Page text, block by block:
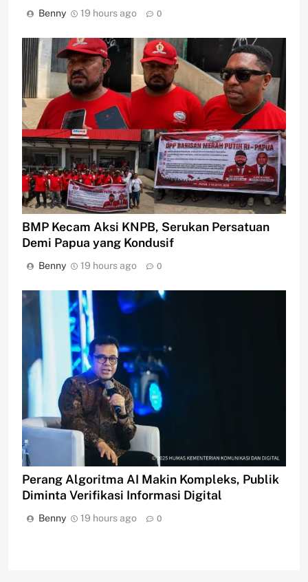
Benny 19 hours ago 0
BMP Kecam Aksi KNPB, Serukan Persatuan
Demi Papua yang Kondusif
Benny 19 hours ago 0
Perang Algoritma AI Makin Kompleks, Publik
Diminta Verifikasi Informasi Digital
Benny 19 hours ago 0